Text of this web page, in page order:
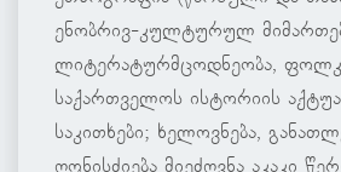
ენობრივ-კულტურულ
ლიტერატურმცოდნეობა,
საქართველოს ისტორიის
საკითხები; ხელოვნება,